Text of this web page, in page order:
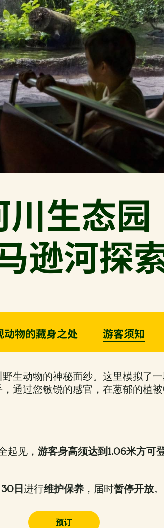
川生态园
逊河探
动物的藏身之处 游客须知
生动物的神秘面纱。这里模拟了
通过您敏锐的感官，在葱郁的植
起见， 游客身高须达到1.06米方可
日进行维护保养 ，届时暂停开放。
预订